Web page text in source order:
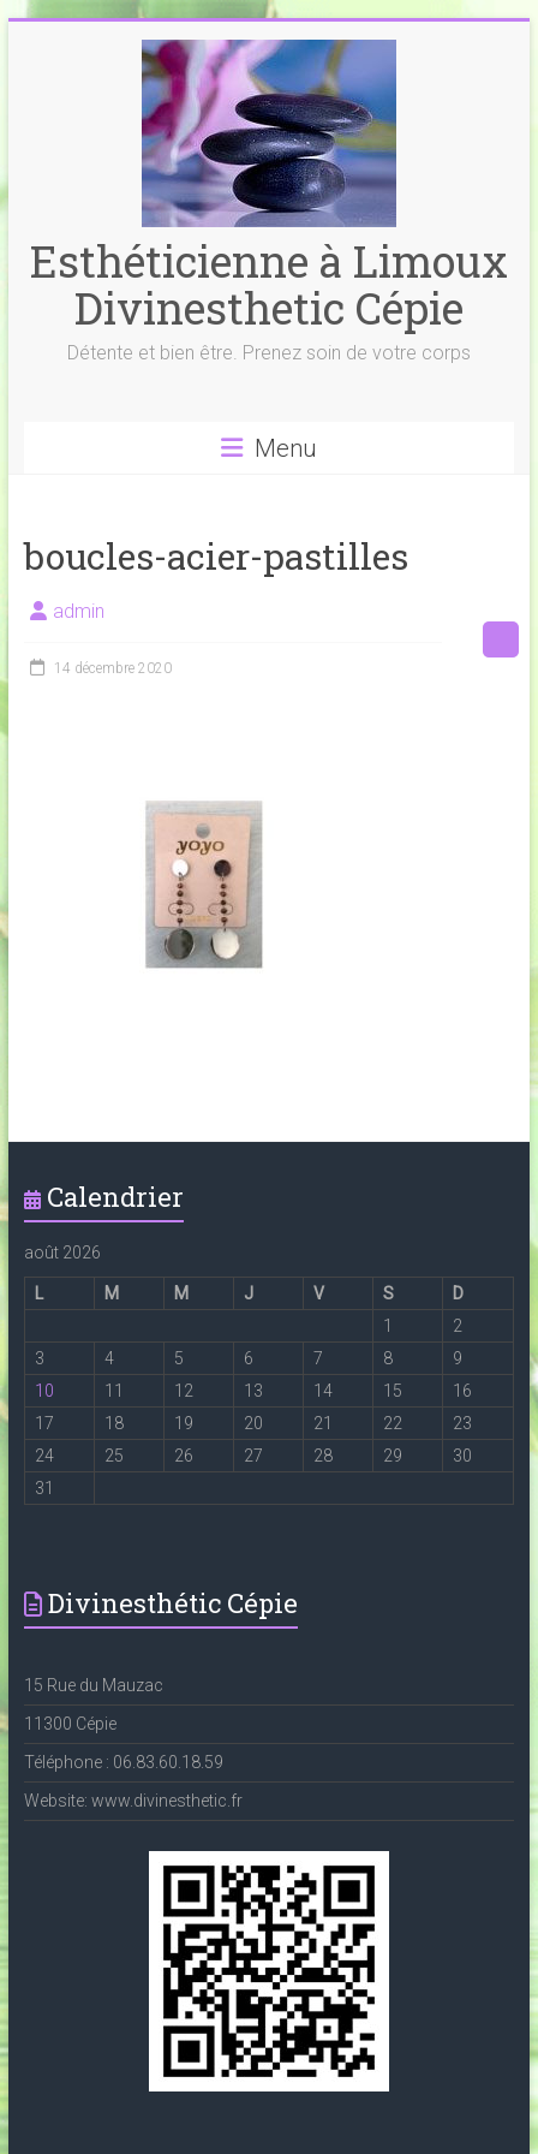
Esthéticienne à Limoux
Divinesthetic Cépie
Détente et bien être. Prenez soin de votre corps
Menu
boucles-acier-pastilles
admin
14 décembre 2020
Calendrier
août 2026
L M M J V S
D
1
2
3
4 5 6 7 8
9
10
11 12 13 14 15
16
17
18 19 20 21 22
23
24
25 26 27 28 29
30
31
Divinesthétic Cépie
15 Rue du Mauzac
11300 Cépie
Téléphone : 06.83.60.18.59
Website: www.divinesthetic.fr